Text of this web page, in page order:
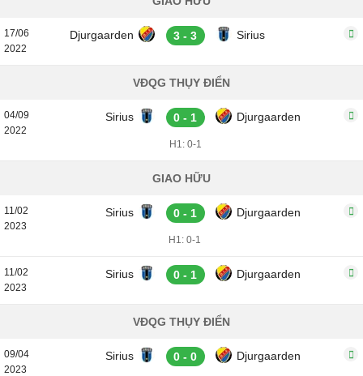
17/06
2022
Djurgaarden 3 - 3 Sirius
VĐQG THỤY ĐIỂN
04/09
2022
Sirius 0 - 1 Djurgaarden
H1: 0-1
GIAO HỮU
11/02
2023
Sirius 0 - 1 Djurgaarden
H1: 0-1
11/02
2023
Sirius 0 - 1 Djurgaarden
VĐQG THỤY ĐIỂN
09/04
2023
Sirius 0 - 0 Djurgaarden